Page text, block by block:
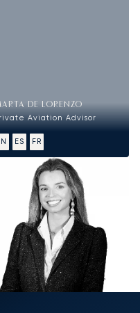
DE LORENZO
Aviation Advisor
ES FR